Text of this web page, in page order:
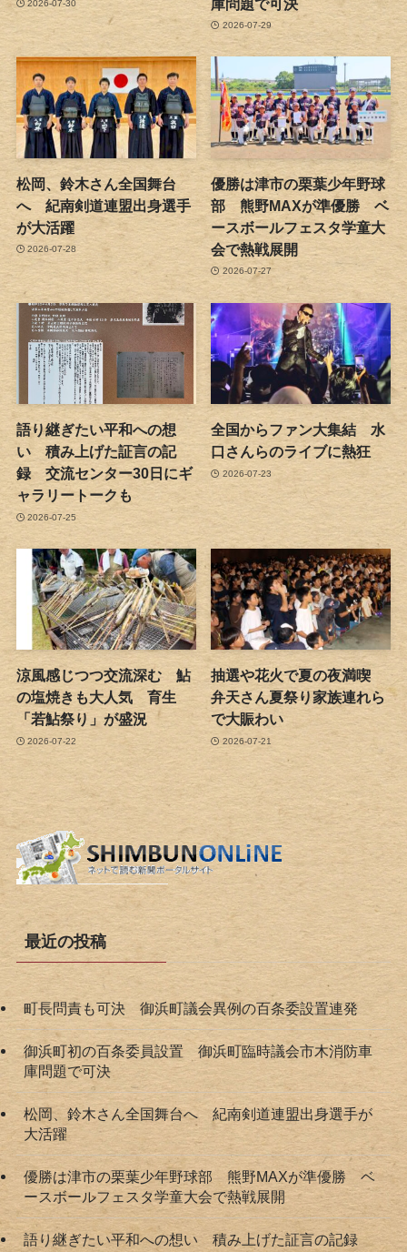
2026-07-30 庫問題で可決
2026-07-29
松岡、鈴木さん全国舞台
へ 紀南剣道連盟出身選手
が大活躍
2026-07-28
優勝は津市の栗葉少年野球
部 熊野MAXが準優勝 ベ
ースボールフェスタ学童大
会で熱戦展開
2026-07-27
語り継ぎたい平和への想
い 積み上げた証言の記
録 交流センター30日にギ
ャラリートークも
2026-07-25
全国からファン大集結 水
口さんらのライブに熱狂
2026-07-23
涼風感じつつ交流深む 鮎
の塩焼きも大人気 育生
「若鮎祭り」が盛況
2026-07-22
抽選や花火で夏の夜満喫
弁天さん夏祭り家族連れら
で大賑わい
2026-07-21
最近の投稿
町長問責も可決 御浜町議会異例の百条委設置連発
御浜町初の百条委員設置 御浜町臨時議会市木消防車
庫問題で可決
松岡、鈴木さん全国舞台へ 紀南剣道連盟出身選手が
大活躍
優勝は津市の栗葉少年野球部 熊野MAXが準優勝 ベ
ースボールフェスタ学童大会で熱戦展開
語り継ぎたい平和への想い 積み上げた証言の記録